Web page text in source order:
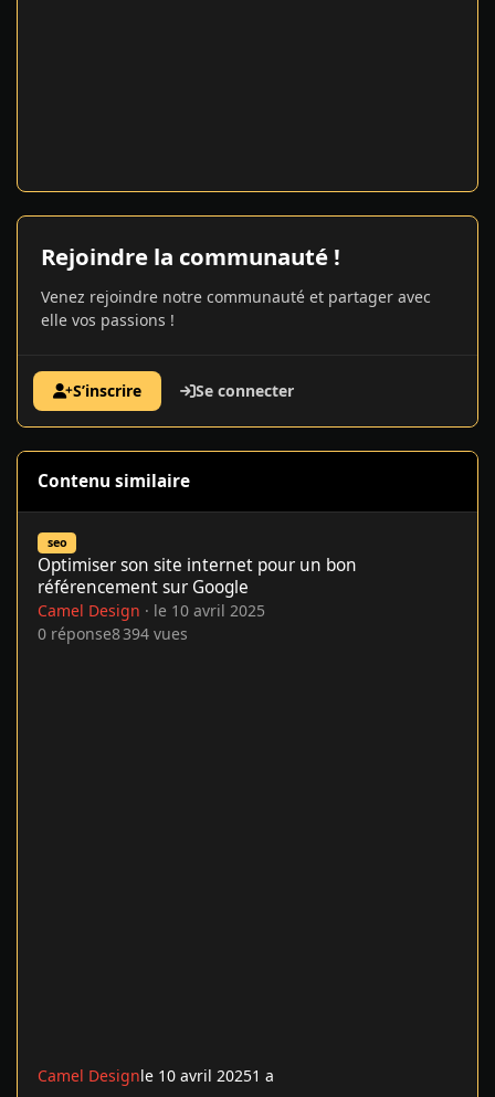
Rejoindre la communauté !
Venez rejoindre notre communauté et partager avec
elle vos passions !
S’inscrire Se connecter
Contenu similaire
seo
Optimiser son site internet pour un bon
référencement sur Google
Camel Design · le 10 avril 2025
0 réponse8 394 vues
Camel Designle 10 avril 20251 a